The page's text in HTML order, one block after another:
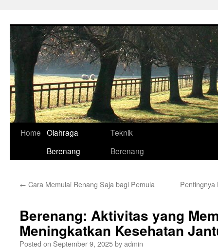
Home Olahraga
Berenang
Teknik
Berenang
← Cara Memulai Renang Saja bagi Pemula Pentingnya
Berenang: Aktivitas yang
Meningkatkan Kesehatan
Posted on September 9, 2025byadmin